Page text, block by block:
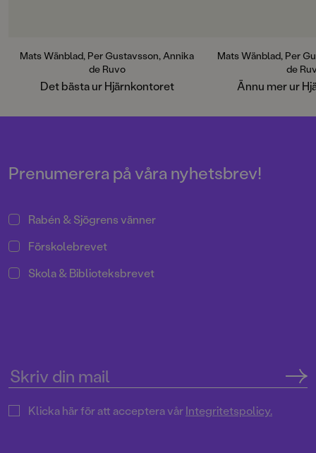
Mats Wänblad, Per Gustavsson, Annika
de Ruvo
Det bästa ur Hjärnkontoret
Mats Wänblad, Per
de
Ännu mer ur
Prenumerera på våra nyhetsbrev!
Rabén & Sjögrens vänner
Förskolebrevet
Skola & Biblioteksbrevet
Klicka här för att acceptera vårIntegritetspolicy.